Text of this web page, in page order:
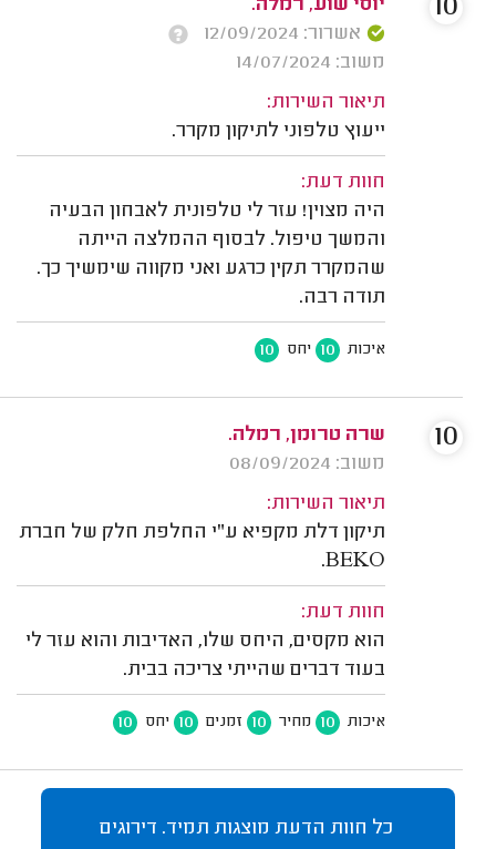
יוסי שוע, רמלה.
אשרור: 12/09/2024
משוב: 14/07/2024
תיאור השירות:
ייעוץ טלפוני לתיקון מקרר.
חוות דעת:
היה מצוין! עזר לי טלפונית לאבחון הבעיה
והמשך טיפול. לבסוף ההמלצה הייתה
שהמקרר תקין כרגע ואני מקווה שימשיך כך.
תודה רבה.
איכות 10 יחס 10
10
שרה טרומן, רמלה.
משוב: 08/09/2024
תיאור השירות:
תיקון דלת מקפיא ע"י החלפת חלק של חברת
BEKO.
חוות דעת:
הוא מקסים, היחס שלו, האדיבות והוא עזר לי
בעוד דברים שהייתי צריכה בבית.
איכות 10 מחיר 10 זמנים 10 יחס 10
10
כל חוות הדעת מוצגות תמיד. דירוגים